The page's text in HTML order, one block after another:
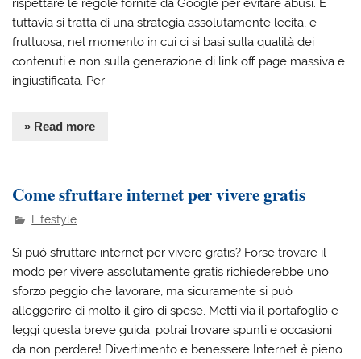
rispettare le regole fornite da Google per evitare abusi. E
tuttavia si tratta di una strategia assolutamente lecita, e
fruttuosa, nel momento in cui ci si basi sulla qualità dei
contenuti e non sulla generazione di link off page massiva e
ingiustificata. Per
» Read more
Come sfruttare internet per vivere gratis
Lifestyle
Si può sfruttare internet per vivere gratis? Forse trovare il
modo per vivere assolutamente gratis richiederebbe uno
sforzo peggio che lavorare, ma sicuramente si può
alleggerire di molto il giro di spese. Metti via il portafoglio e
leggi questa breve guida: potrai trovare spunti e occasioni
da non perdere! Divertimento e benessere Internet è pieno